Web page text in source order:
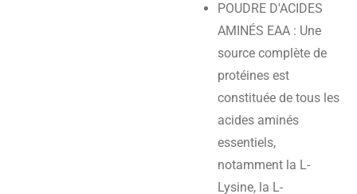
POUDRE D'ACIDES
AMINÉS EAA : Une
source complète de
protéines est
constituée de tous les
acides aminés
essentiels,
notamment la L-
Lysine, la L-